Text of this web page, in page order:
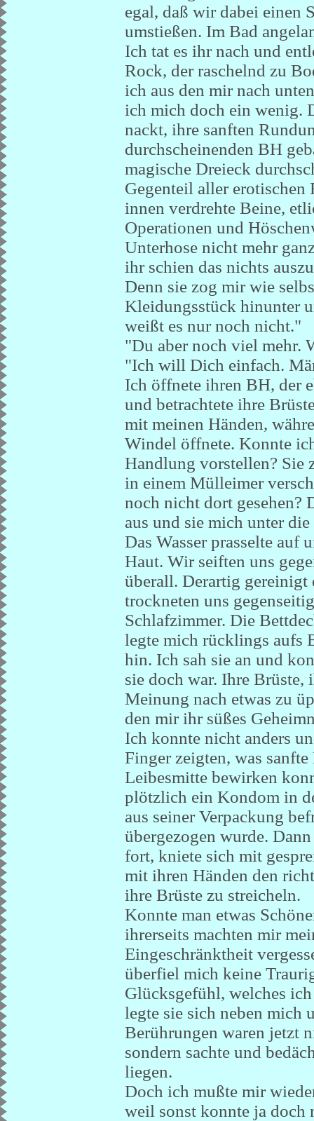
egal, daß wir dabei einen
umstießen. Im Bad
Ich tat es ihr nach und
Rock, der raschelnd zu
ich aus den mir nach
ich mich doch ein wenig.
nackt, ihre sanften
durchscheinenden BH
magische Dreieck
Gegenteil aller erotischen
innen verdrehte Beine,
Operationen und
Unterhose nicht mehr
ihr schien das nichts
Denn sie zog mir wie
Kleidungsstück hinunter
weißt es nur noch nicht."
"Du aber noch viel mehr.
"Ich will Dich einfach.
Ich öffnete ihren BH, der
und betrachtete ihre
mit meinen Händen,
Windel öffnete. Konnte
Handlung vorstellen? Sie
in einem Mülleimer
noch nicht dort gesehen?
aus und sie mich unter die
Das Wasser prasselte auf
Haut. Wir seiften uns
überall. Derartig gereinigt
trockneten uns
Schlafzimmer. Die
legte mich rücklings aufs
hin. Ich sah sie an und
sie doch war. Ihre Brüste,
Meinung nach etwas zu
den mir ihr süßes
Ich konnte nicht anders
Finger zeigten, was
Leibesmitte bewirken
plötzlich ein Kondom in
aus seiner Verpackung
übergezogen wurde.
fort, kniete sich mit
mit ihren Händen den
ihre Brüste zu streicheln.
Konnte man etwas
ihrerseits machten mir
Eingeschränktheit
überfiel mich keine
Glücksgefühl, welches
legte sie sich neben mich
Berührungen waren jetzt
sondern sachte und
liegen.
Doch ich mußte mir
weil sonst konnte ja doch